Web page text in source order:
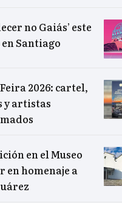
no Gaiás’ este
Santiago
2026: cartel,
y artistas
en el Museo
en homenaje a